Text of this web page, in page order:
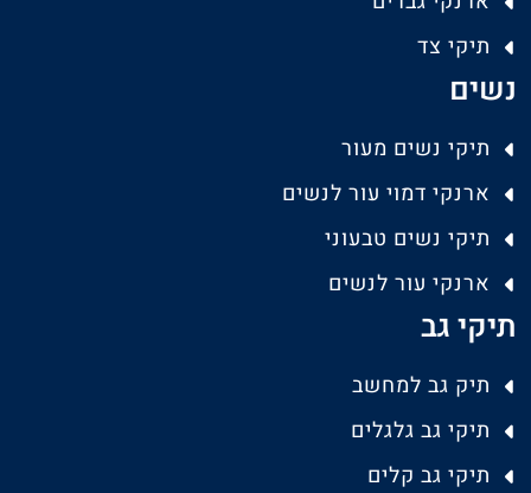
תיקי צד
נשים
תיקי נשים מעור
ארנקי דמוי עור לנשים
תיקי נשים טבעוני
ארנקי עור לנשים
תיקי גב
תיק גב למחשב
תיקי גב גלגלים
תיקי גב קלים